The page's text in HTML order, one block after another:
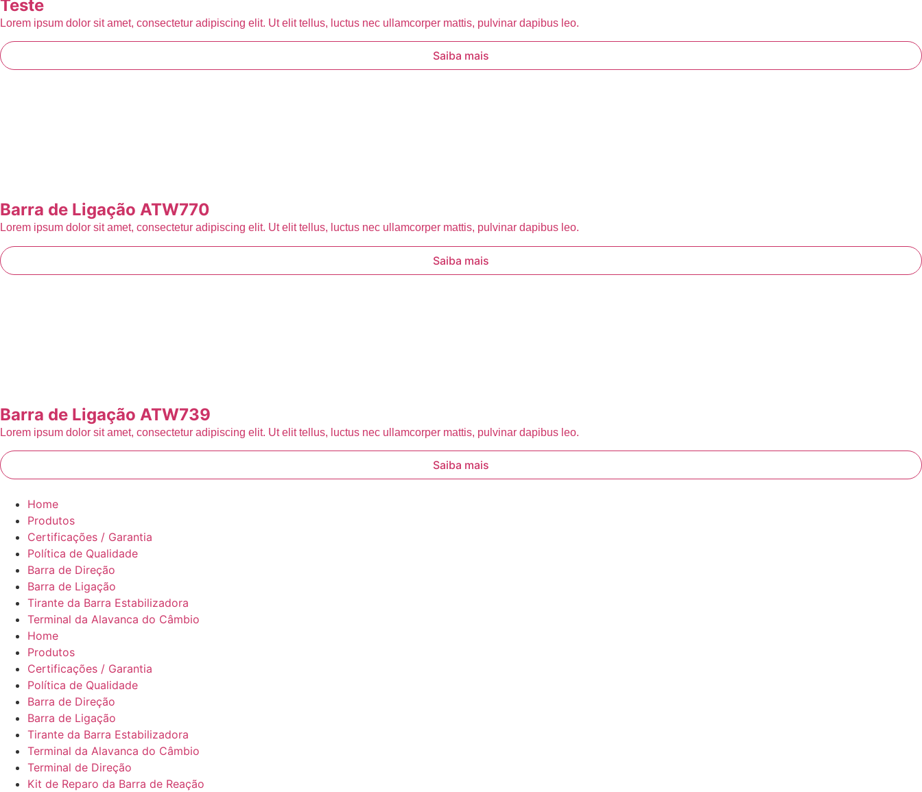
Teste
Lorem ipsum dolor sit amet, consectetur adipiscing elit. Ut elit tellus, luctus nec ullamcorper mattis, pulvinar dapibus leo.
Saiba mais
Barra de Ligação ATW770
Lorem ipsum dolor sit amet, consectetur adipiscing elit. Ut elit tellus, luctus nec ullamcorper mattis, pulvinar dapibus leo.
Saiba mais
Barra de Ligação ATW739
Lorem ipsum dolor sit amet, consectetur adipiscing elit. Ut elit tellus, luctus nec ullamcorper mattis, pulvinar dapibus leo.
Saiba mais
Home
Produtos
Certificações / Garantia
Política de Qualidade
Barra de Direção
Barra de Ligação
Tirante da Barra Estabilizadora
Terminal da Alavanca do Câmbio
Home
Produtos
Certificações / Garantia
Política de Qualidade
Barra de Direção
Barra de Ligação
Tirante da Barra Estabilizadora
Terminal da Alavanca do Câmbio
Terminal de Direção
Kit de Reparo da Barra de Reação